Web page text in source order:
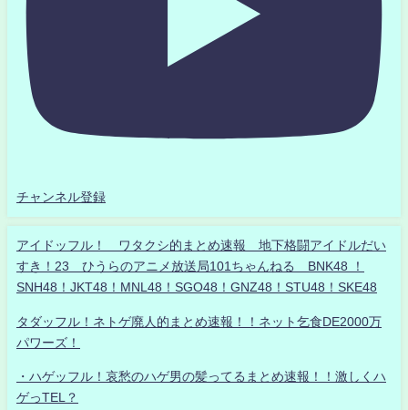
チャンネル登録
アイドッフル！ ワタクシ的まとめ速報 地下格闘アイドルだい
すき！23 ひうらのアニメ放送局101ちゃんねる BNK48 ！
SNH48！JKT48！MNL48！SGO48！GNZ48！STU48！SKE48
タダッフル！ネトゲ廃人的まとめ速報！！ネット乞食DE2000万
パワーズ！
・ハゲッフル！哀愁のハゲ男の髪ってるまとめ速報！！激しくハ
ゲっTEL？